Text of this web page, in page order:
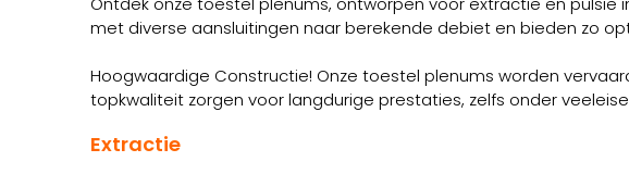
met diverse aansluitingen naar berekende debiet en bieden zo
Hoogwaardige Constructie! Onze toestel plenums worden
topkwaliteit zorgen voor langdurige prestaties, zelfs onder
Extractie